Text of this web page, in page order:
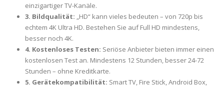
einzigartiger TV-Kanäle.
3. Bildqualität: „HD“ kann vieles bedeuten – von 720p bis
echtem 4K Ultra HD. Bestehen Sie auf Full HD mindestens,
besser noch 4K.
4. Kostenloses Testen: Seriöse Anbieter bieten immer einen
kostenlosen Test an. Mindestens 12 Stunden, besser 24-72
Stunden – ohne Kreditkarte.
5. Gerätekompatibilität: Smart TV, Fire Stick, Android Box,